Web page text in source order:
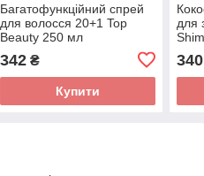
Багатофункційний спрей
для волосся 20+1 Top
Beauty 250 мл
342₴
Купити
для
340